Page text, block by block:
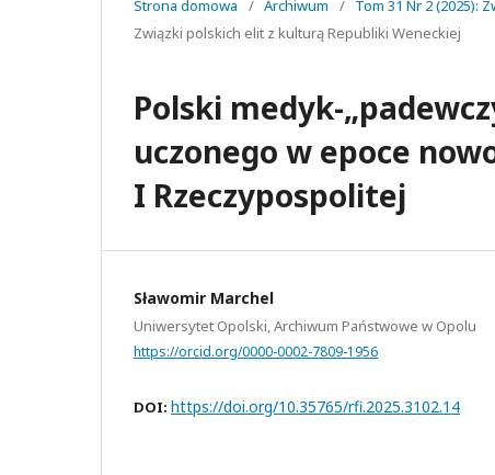
Strona domowa / Archiwum / Tom 31 Nr 2 (2025):
Związki polskich elit z kulturą Republiki Weneckiej
Polski medyk-
uczonego w epoce
I Rzeczypospolitej
Sławomir Marchel
Uniwersytet Opolski, Archiwum Państwowe w Opolu
https://orcid.org/0000-0002-7809-1956
DOI: https://doi.org/10.35765/rfi.2025.3102.14